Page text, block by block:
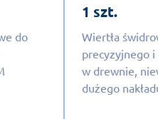
do
1 szt.
Wiertła
precyzyjnego
w drewnie,
dużego